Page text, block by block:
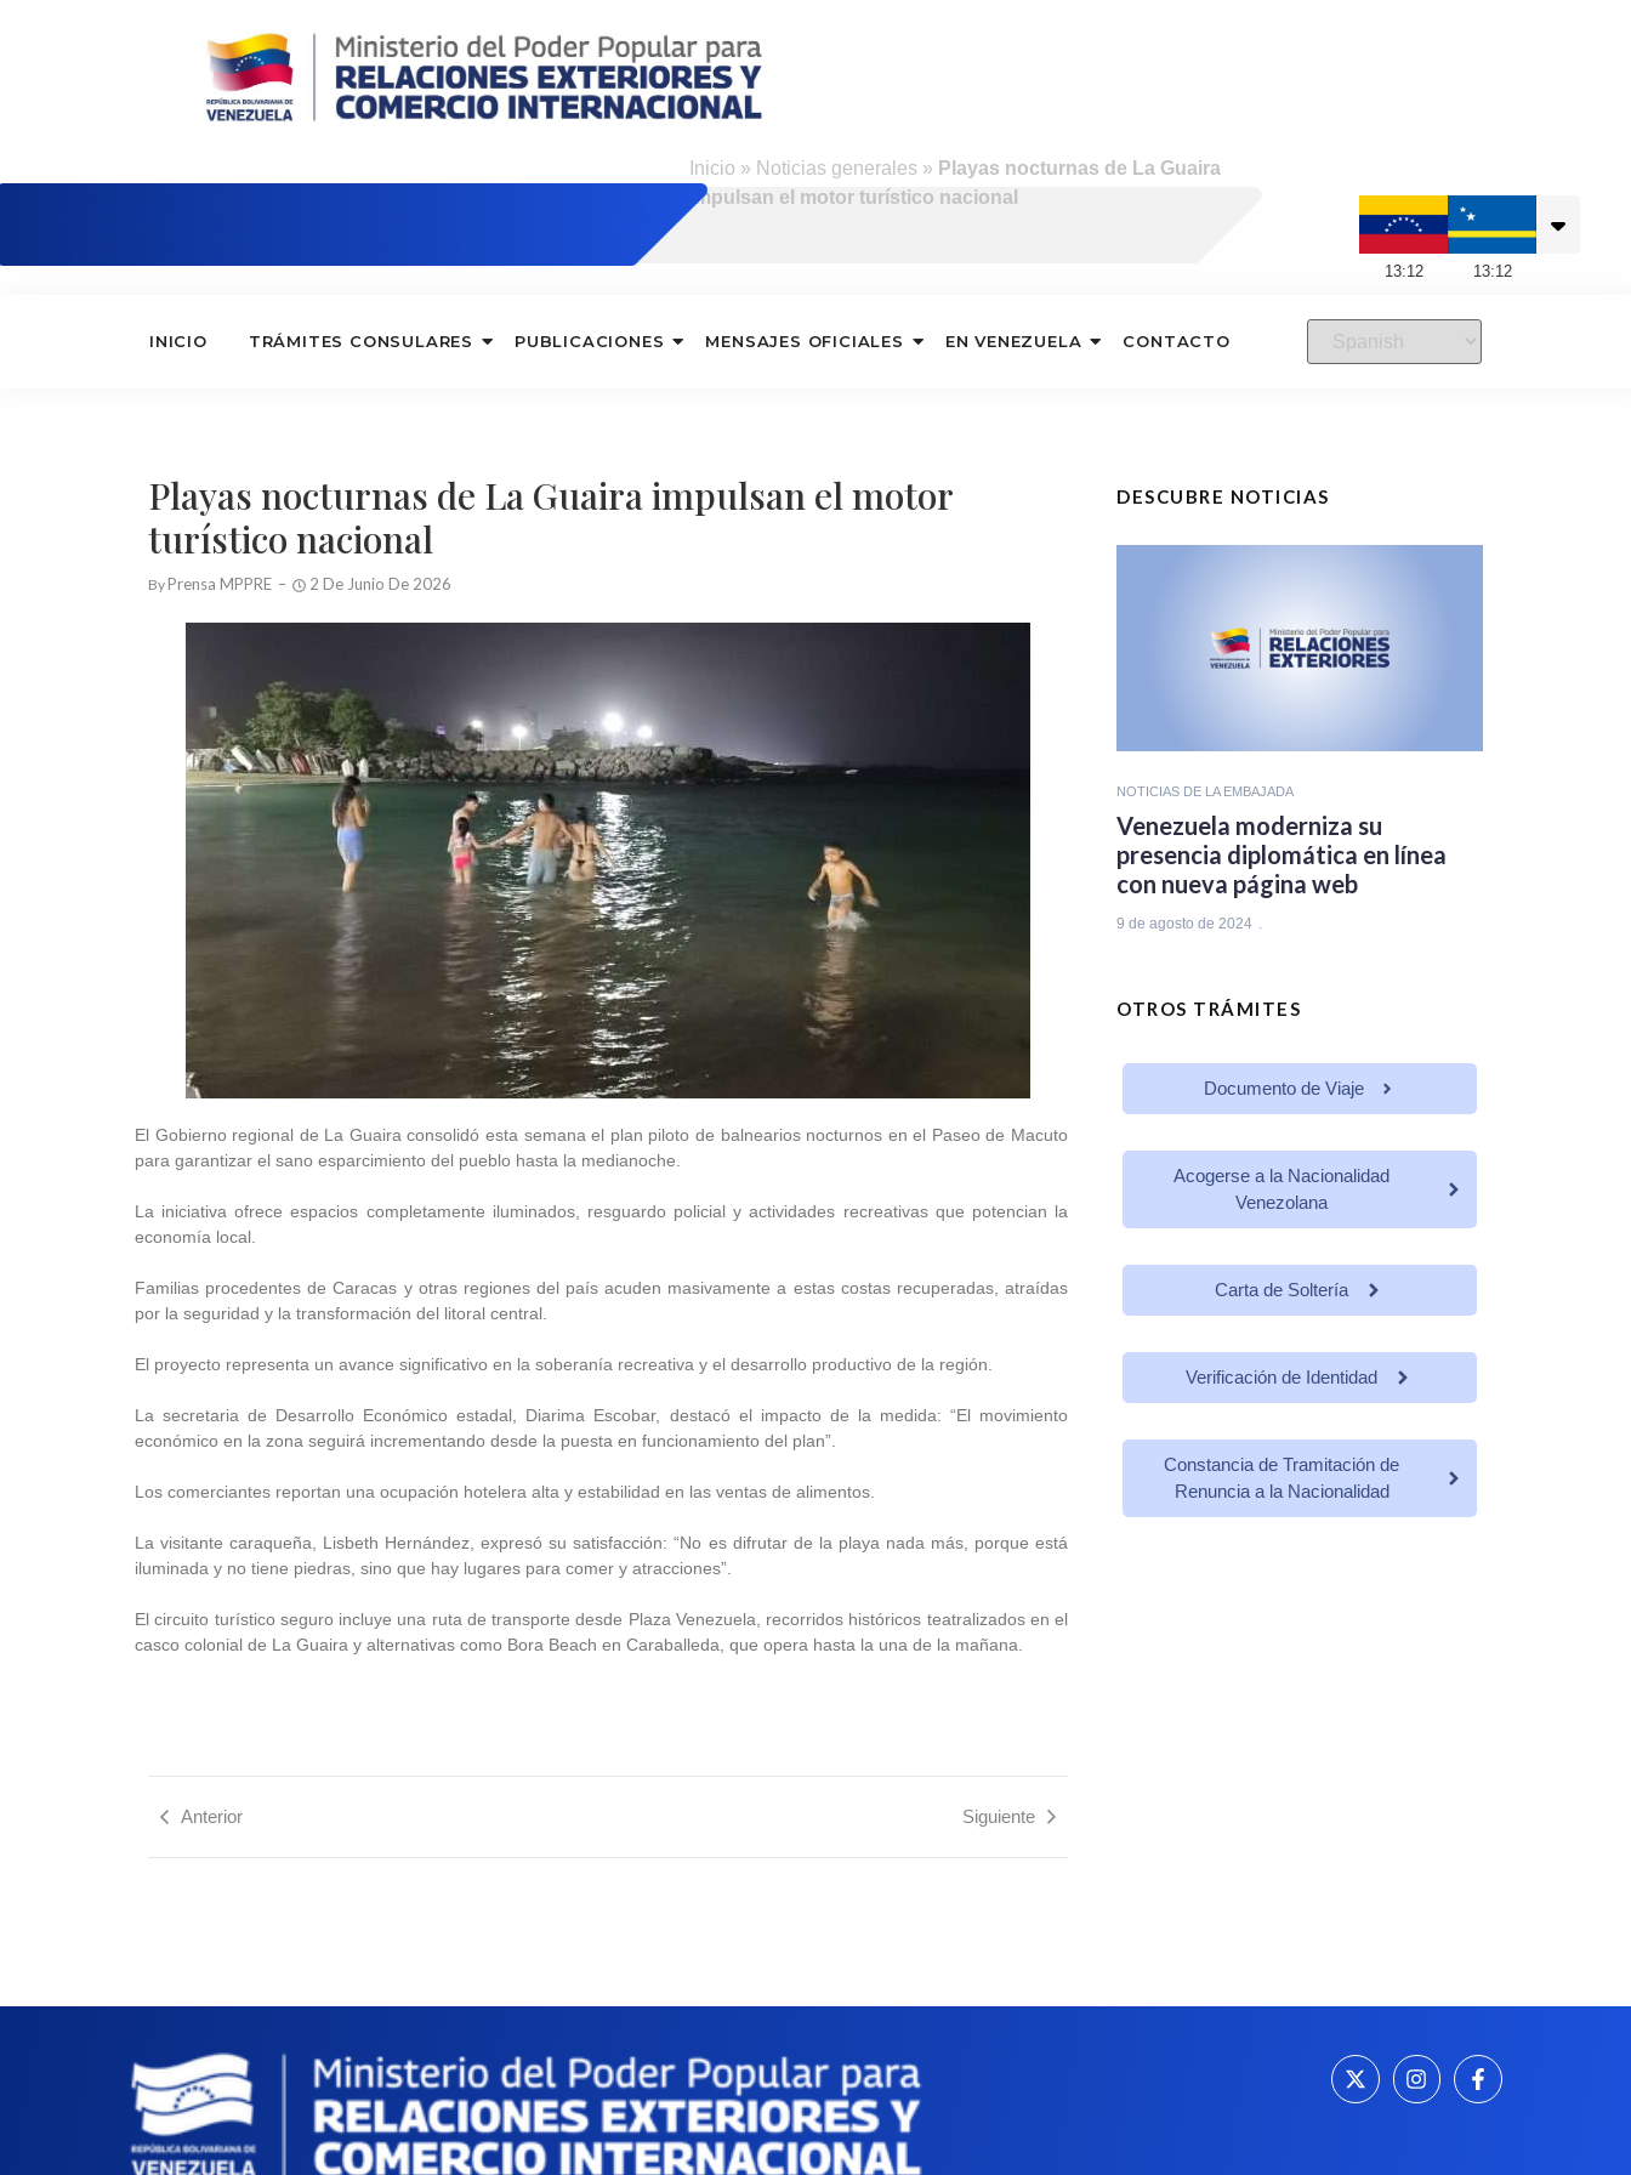
Inicio » Noticias generales » Playas nocturnas de La Guaira
impulsan el motor turístico nacional
13:12 13:12
INICIO TRÁMITES CONSULARES PUBLICACIONES MENSAJES OFICIALES EN VENEZUELA CONTACTO
Playas nocturnas de La Guaira impulsan el motor
turístico nacional
By Prensa MPPRE 2 De Junio De 2026
El Gobierno regional de La Guaira consolidó esta semana el plan piloto de balnearios nocturnos en el Paseo de Macuto
para garantizar el sano esparcimiento del pueblo hasta la medianoche.
La iniciativa ofrece espacios completamente iluminados, resguardo policial y actividades recreativas que potencian la
economía local.
Familias procedentes de Caracas y otras regiones del país acuden masivamente a estas costas recuperadas, atraídas
por la seguridad y la transformación del litoral central.
El proyecto representa un avance significativo en la soberanía recreativa y el desarrollo productivo de la región.
La secretaria de Desarrollo Económico estadal, Diarima Escobar, destacó el impacto de la medida: “El movimiento
económico en la zona seguirá incrementando desde la puesta en funcionamiento del plan”.
Los comerciantes reportan una ocupación hotelera alta y estabilidad en las ventas de alimentos.
La visitante caraqueña, Lisbeth Hernández, expresó su satisfacción: “No es difrutar de la playa nada más, porque está
iluminada y no tiene piedras, sino que hay lugares para comer y atracciones”.
El circuito turístico seguro incluye una ruta de transporte desde Plaza Venezuela, recorridos históricos teatralizados en el
casco colonial de La Guaira y alternativas como Bora Beach en Caraballeda, que opera hasta la una de la mañana.
Anterior Siguiente
DESCUBRE NOTICIAS
NOTICIAS DE LA EMBAJADA
Venezuela moderniza su
presencia diplomática en línea
con nueva página web
9 de agosto de 2024
OTROS TRÁMITES
Documento de Viaje
Acogerse a la Nacionalidad
Venezolana
Carta de Soltería
Verificación de Identidad
Constancia de Tramitación de
Renuncia a la Nacionalidad